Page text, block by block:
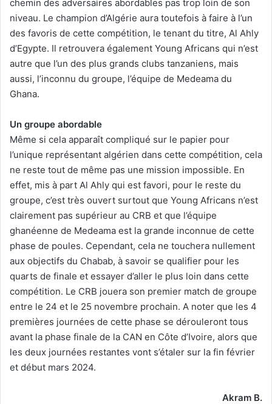
chemin des adversaires abordables pas trop loin de son
niveau. Le champion d’Algérie aura toutefois à faire à l’un
des favoris de cette compétition, le tenant du titre, Al Ahly
d’Egypte. Il retrouvera également Young Africans qui n’est
autre que l’un des plus grands clubs tanzaniens, mais
aussi, l’inconnu du groupe, l’équipe de Medeama du
Ghana.
Un groupe abordable
Même si cela apparaît compliqué sur le papier pour
l’unique représentant algérien dans cette compétition, cela
ne reste tout de même pas une mission impossible. En
effet, mis à part Al Ahly qui est favori, pour le reste du
groupe, c’est très ouvert surtout que Young Africans n’est
clairement pas supérieur au CRB et que l’équipe
ghanéenne de Medeama est la grande inconnue de cette
phase de poules. Cependant, cela ne touchera nullement
aux objectifs du Chabab, à savoir se qualifier pour les
quarts de finale et essayer d’aller le plus loin dans cette
compétition. Le CRB jouera son premier match de groupe
entre le 24 et le 25 novembre prochain. A noter que les 4
premières journées de cette phase se dérouleront tous
avant la phase finale de la CAN en Côte d’Ivoire, alors que
les deux journées restantes vont s’étaler sur la fin février
et début mars 2024.
Akram B.